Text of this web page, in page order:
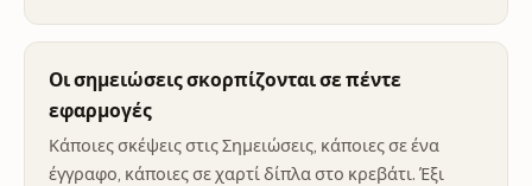
Οι σημειώσεις σκορπίζονται σε πέντε
εφαρμογές
Κάποιες σκέψεις στις Σημειώσεις, κάποιες σε ένα
έγγραφο, κάποιες σε χαρτί δίπλα στο κρεβάτι. Έξι